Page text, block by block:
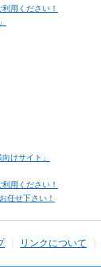
用ください！
けサイト」
用ください！
任せ下さい！
リンクについて